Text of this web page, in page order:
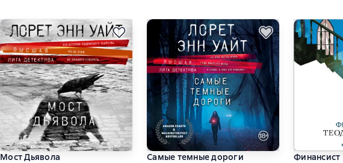
Мост Дьявола
Самые темные дороги
Финансист